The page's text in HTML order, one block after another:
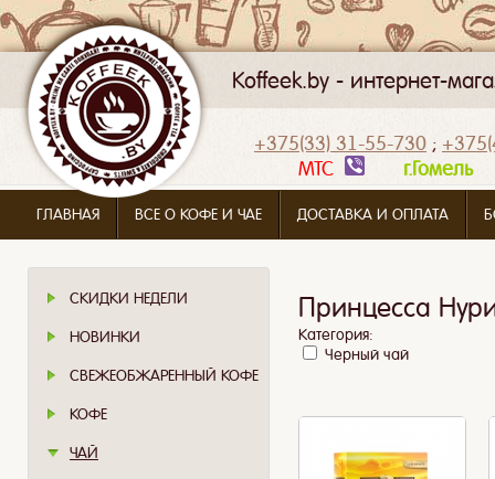
Koffeek.by - интернет-
+375(33) 31-55-730 ;
МТС
ГЛАВНАЯ ВСЕ О КОФЕ И ЧАЕ ДОСТАВКА И ОПЛАТА
СКИДКИ НЕДЕЛИ
НОВИНКИ
СВЕЖЕОБЖАРЕННЫЙ КОФЕ
КОФЕ
ЧАЙ
Принцесса
Категория:
Черный чай